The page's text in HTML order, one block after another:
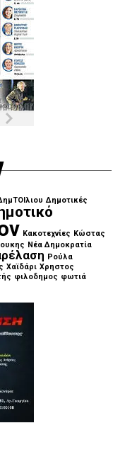
Δημοτικές
Κακοτεχνίες Κώστας
Νέα Δημοκρατία
Ρούλα
Χαϊδάρι Χρηστος
φιλοδημος φωτιά